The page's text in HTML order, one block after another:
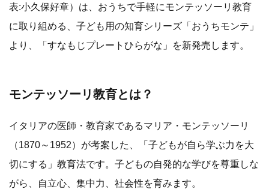
表:小久保好章）は、おうちで手軽にモンテッソーリ教育
に取り組める、子ども用の知育シリーズ「おうちモンテ」
より、「すなもじプレートひらがな」を新発売します。
モンテッソーリ教育とは？
イタリアの医師・教育家であるマリア・モンテッソーリ
（1870～1952）が考案した、「子どもが自ら学ぶ力を大
切にする」教育法です。子どもの自発的な学びを尊重しな
がら、自立心、集中力、社会性を育みます。